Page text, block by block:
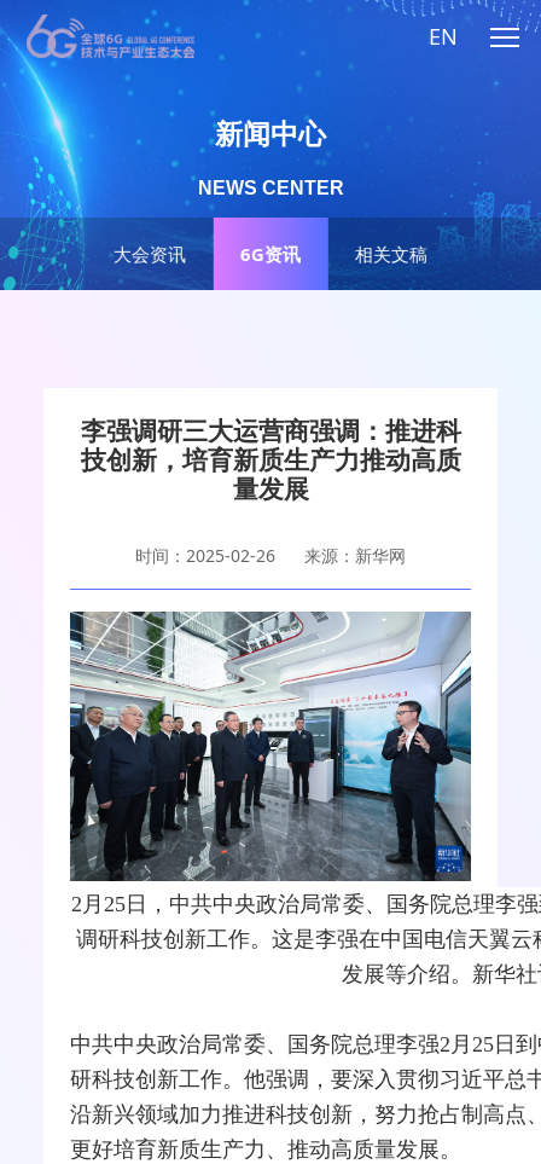
EN
大会资讯 6G资讯 相关文稿
新闻中心
NEWS CENTER
李强调研三大运营商强调：推进科
技创新，培育新质生产力推动高质
量发展
时间：2025-02-26 来源：新华网
2月25日，中共中央政治局常委、国务院总理李
调研科技创新工作。这是李强在中国电信天翼
发展等介绍。新华
中共中央政治局常委、国务院总理李强2月25日
研科技创新工作。他强调，要深入贯彻习近平总
沿新兴领域加力推进科技创新，努力抢占制高点
更好培育新质生产力、推动高质量发展。